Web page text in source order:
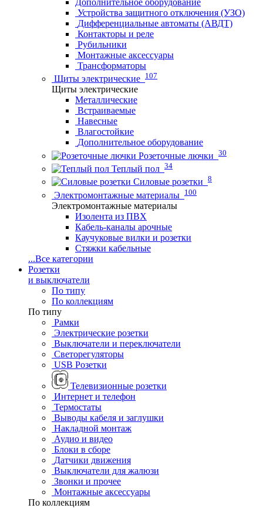
Дополнительное оборудование
Устройства защитного отключения (УЗО)
Дифференциальные автоматы (АВДТ)
Контакторы и реле
Рубильники
Монтажные аксессуары
Трансформаторы
Щиты электрические 107
Щиты электрические
Металлические
Встраиваемые
Навесные
Влагостойкие
Дополнительное оборудование
Розеточные лючки 30
Теплый пол 34
Силовые розетки 8
Электромонтажные материалы 100
Электромонтажные материалы
Изолента из ПВХ
Кабель-каналы арочные
Каучуковые вилки и розетки
Стяжки кабельные
...Все категории
Розетки
и выключатели
По типу
По коллекциям
По типу
Рамки
Электрические розетки
Выключатели и переключатели
Светорегуляторы
USB Розетки
Телевизионные розетки
Интернет и телефон
Термостаты
Выводы кабеля и заглушки
Накладной монтаж
Аудио и видео
Блоки в сборе
Датчики движения
Выключатели для жалюзи
Звонки и прочее
Монтажные аксессуары
По коллекциям